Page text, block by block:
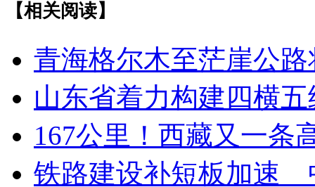
【相关阅读】
青海格尔木至茫崖公
山东省着力构建四横
167公里！西藏又一条
铁路建设补短板加速